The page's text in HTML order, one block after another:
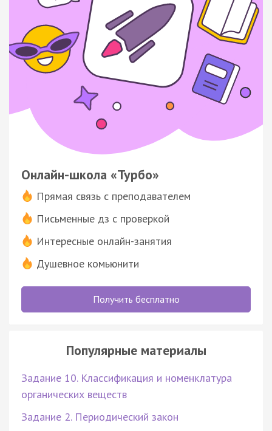
Онлайн-школа «Турбо»
Прямая связь с преподавателем
Письменные дз с проверкой
Интересные онлайн-занятия
Душевное комьюнити
Получить бесплатно
Популярные материалы
Задание 10. Классификация и номенклатура
органических веществ
Задание 2. Периодический закон